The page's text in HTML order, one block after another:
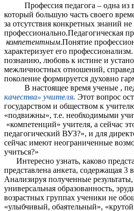
Профессия педагога – одна из
который большую часть своего
за отсутствия конкретных знаний
профессионально.Педагогическая
компетентным.Понятие
характеризует его
познанию, любовь к истине и
межличностных отношений,
поколение формируется духовно
В настоящее время ученые ,
качества» учителя. Этот вопрос
государством и обществом к
«подвижны», т.е. необходимыми
«компетенций» учителя, а сейчас
педагогический ВУЗ?», и для
сейчас имеют неограниченные
учиться?»
Интересно узнать, каково
представлена анкета, содержащая
Анализируя полученные
универсальная образованность,
возрастных группах ученики не
«улыбчивый, обаятельный»,